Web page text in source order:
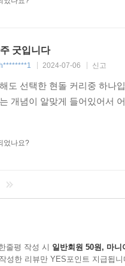
굿입니다
h********1 2024-07-06 신고
도 선택한 현돌 커리중 하나
개념이 알맞게 들어있어서
었나요?
줄평 작성 시 일반회원 50원, 마니
성한 리뷰만 YES포인트 지급됩니